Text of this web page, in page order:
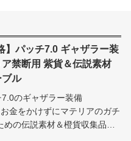
を掛けずにガチ禁断できま
】パッチ7.0 ギャザラー装
禁断用 紫貨＆伝説素材
ブル
のギャザラー装備
お金をかけずにマテリアのガチ
めの伝説素材＆橙貨収集品の